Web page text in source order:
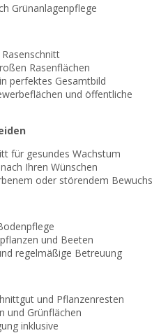
Grünanlagenpflege
Rasenflächen
perfektes Gesamtbild
und öffentliche
für gesundes Wachstum
Ihren Wünschen
oder störendem Bewuchs
und Beeten
regelmäßige Betreuung
und Pflanzenresten
und Grünflächen
inklusive